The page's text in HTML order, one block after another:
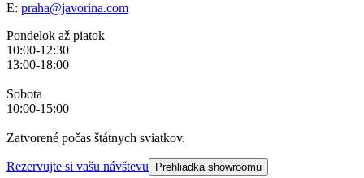
E: praha@javorina.com
Pondelok až piatok
10:00-12:30
13:00-18:00
Sobota
10:00-15:00
Zatvorené počas štátnych sviatkov.
Rezervujte si vašu návštevu Prehliadka showroomu